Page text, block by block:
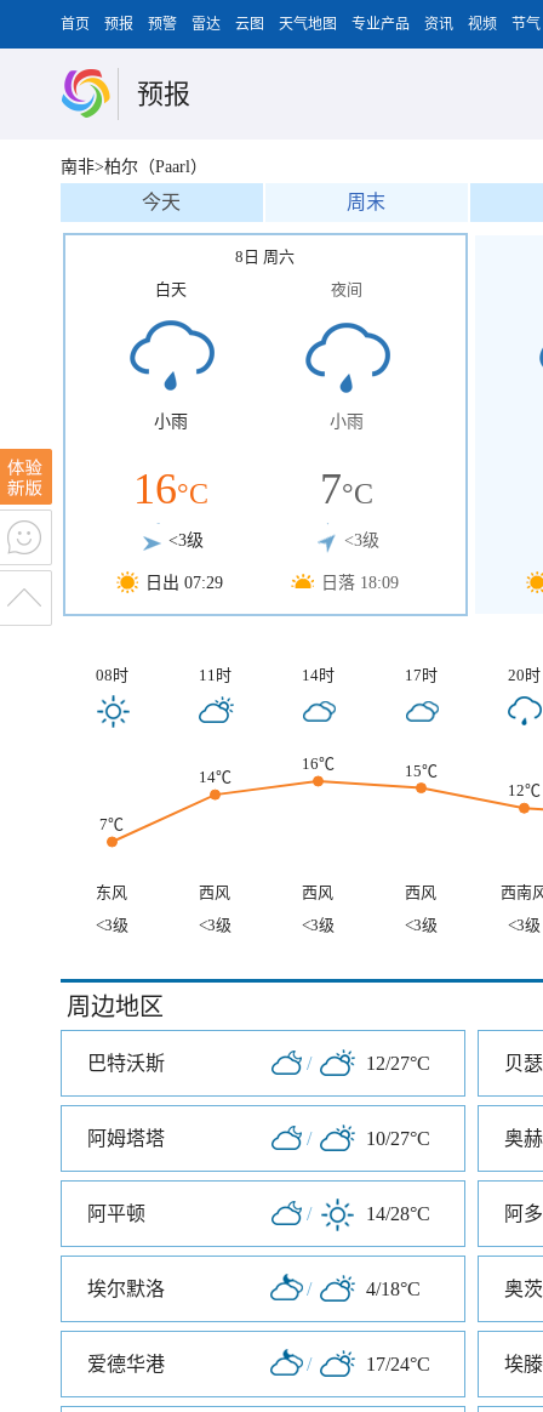
首页 预报 预警 雷达 云图 天气地图 专业产品 资讯 视频 节气
预报
南非>柏尔（Paarl）
今天 周末
8日 周六
白天
小雨
16°C
<3级
日出 07:29
夜间
小雨
7°C
<3级
日落 18:09
08时 11时 14时 17时 20时
7℃
14℃
16℃
15℃
12℃
东风 西风 西风 西风
西南
<3级
<3级 <3级 <3级 <3级
周边地区
巴特沃斯 / 12/27°C 贝瑟
阿姆塔塔 / 10/27°C 奥
阿平顿 / 14/28°C 阿
埃尔默洛 / 4/18°C 奥
爱德华港 / 17/24°C 埃